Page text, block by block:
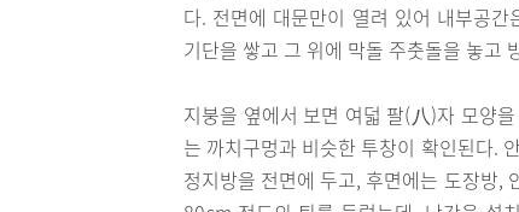
다. 전면에 대문만이 열려 있어 내부공
기단을 쌓고 그 위에 막돌 주춧돌을 놓고
지붕을 옆에서 보면 여덟 팔(八)자 모양
는 까치구멍과 비슷한 투창이 확인된다.
정지방을 전면에 두고, 후면에는 도장방,